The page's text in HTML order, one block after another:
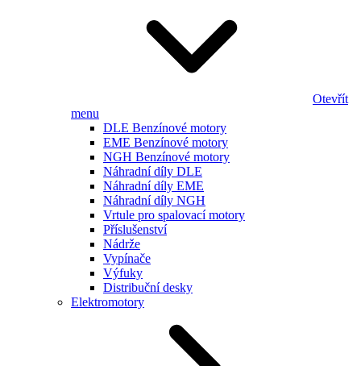
Otevřít
menu
DLE Benzínové motory
EME Benzínové motory
NGH Benzínové motory
Náhradní díly DLE
Náhradní díly EME
Náhradní díly NGH
Vrtule pro spalovací motory
Příslušenství
Nádrže
Vypínače
Výfuky
Distribuční desky
Elektromotory